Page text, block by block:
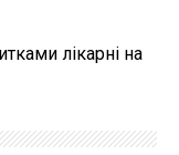
лікарні на